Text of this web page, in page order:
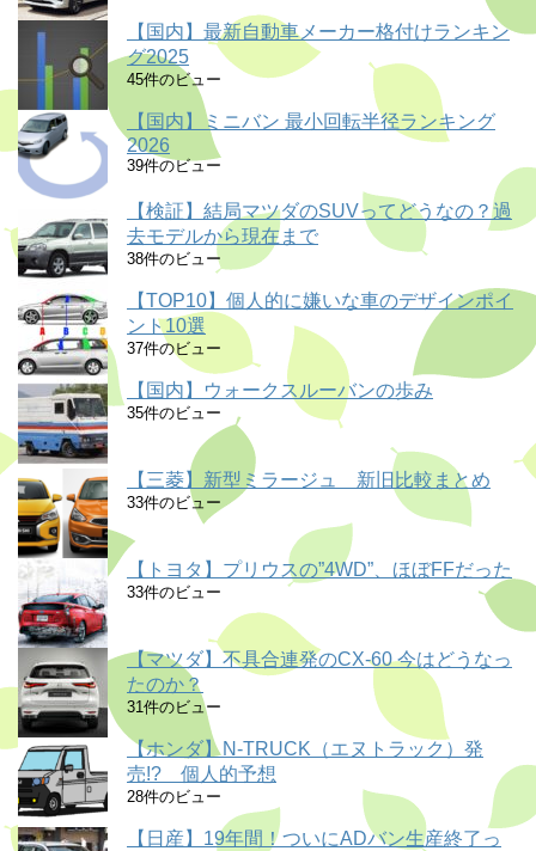
【国内】最新自動車メーカー格付けランキン
グ2025
45件のビュー
【国内】ミニバン 最小回転半径ランキング
2026
39件のビュー
【検証】結局マツダのSUVってどうなの？過
去モデルから現在まで
38件のビュー
【TOP10】個人的に嫌いな車のデザインポイ
ント10選
37件のビュー
【国内】ウォークスルーバンの歩み
35件のビュー
【三菱】新型ミラージュ 新旧比較まとめ
33件のビュー
【トヨタ】プリウスの”4WD”、ほぼFFだった
33件のビュー
【マツダ】不具合連発のCX-60 今はどうなっ
たのか？
31件のビュー
【ホンダ】N-TRUCK（エヌトラック）発
売!? 個人的予想
28件のビュー
【日産】19年間！ついにADバン生産終了っ